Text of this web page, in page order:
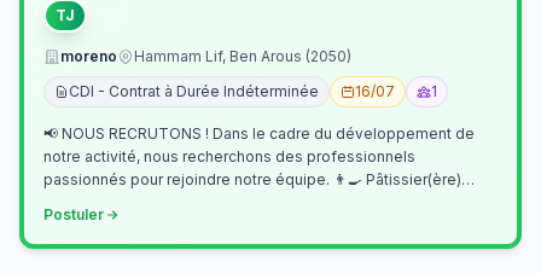
TJ
moreno
Hammam Lif, Ben Arous (2050)
CDI - Contrat à Durée Indéterminée
16/07 1
📢 NOUS RECRUTONS ! Dans le cadre du développement de
notre activité, nous recherchons des professionnels
passionnés pour rejoindre notre équipe. 👨‍🍳 Pâtissier(ère)
Postuler